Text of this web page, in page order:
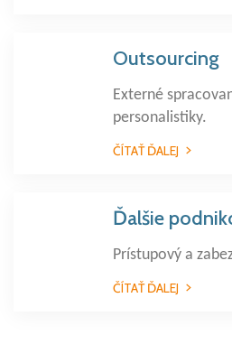
Outsourcing
Externé
personalistiky.
ČÍTAŤ ĎALEJ
Ďalšie
Prístupový a
ČÍTAŤ ĎALEJ